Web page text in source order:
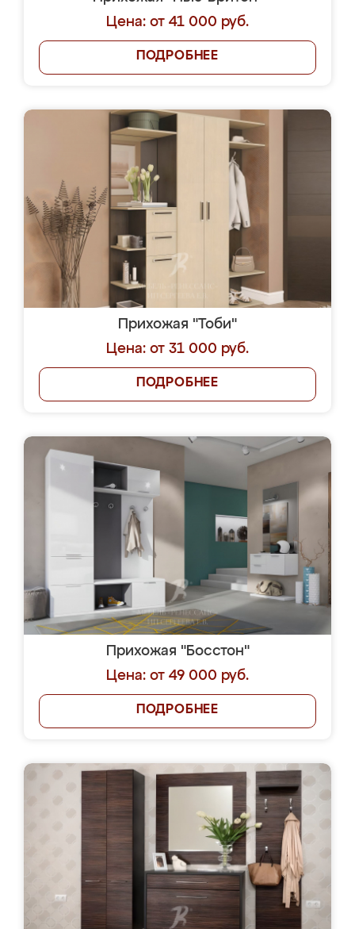
Цена: от 41 000 руб.
ПОДРОБНЕЕ
Прихожая "Тоби"
Цена: от 31 000 руб.
ПОДРОБНЕЕ
Прихожая "Босстон"
Цена: от 49 000 руб.
ПОДРОБНЕЕ